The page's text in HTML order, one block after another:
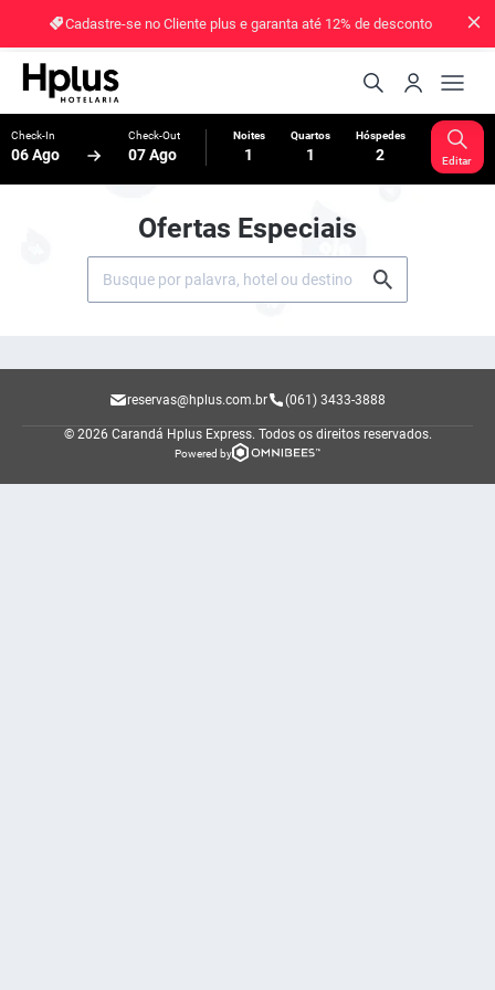
Cadastre-se no Cliente plus e garanta até 12% de desconto
Check-In
06 Ago
Check-Out
07 Ago
Noites
1
Quartos
1
Hóspedes
2 Editar
Ofertas Especiais
reservas@hplus.com.br (061) 3433-3888
© 2026 Carandá Hplus Express. Todos os direitos reservados.
Powered by